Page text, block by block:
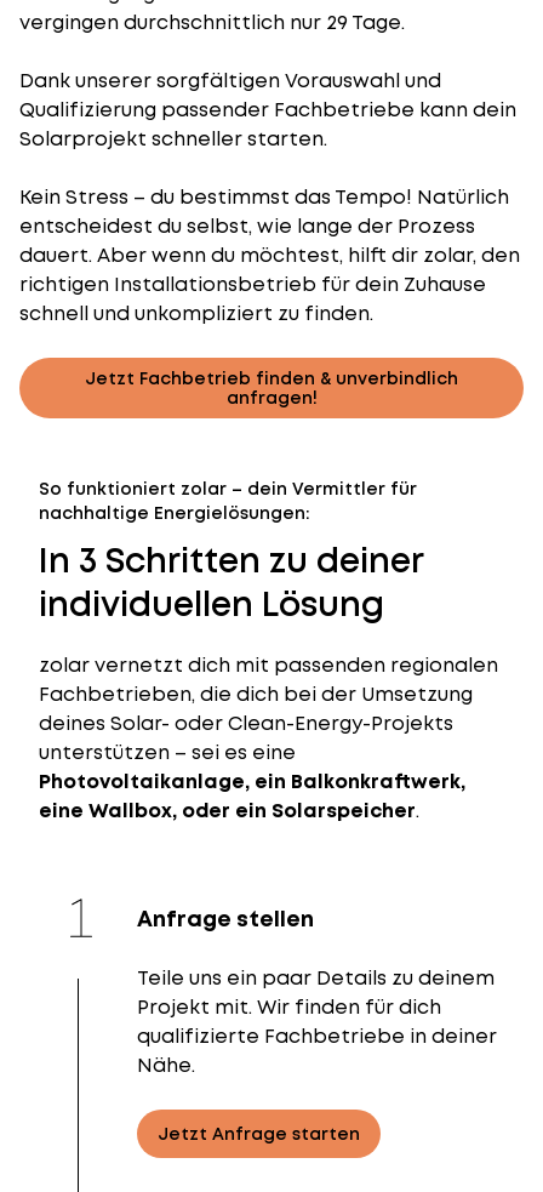
vergingen durchschnittlich nur 29 Tage.
Dank unserer sorgfältigen Vorauswahl und
Qualifizierung passender Fachbetriebe kann dein
Solarprojekt schneller starten.
Kein Stress – du bestimmst das Tempo! Natürlich
entscheidest du selbst, wie lange der Prozess
dauert. Aber wenn du möchtest, hilft dir zolar, den
richtigen Installationsbetrieb für dein Zuhause
schnell und unkompliziert zu finden.
Jetzt Fachbetrieb finden & unverbindlich
anfragen!
So funktioniert zolar – dein Vermittler für
nachhaltige Energielösungen:
In 3 Schritten zu deiner
individuellen Lösung
zolar vernetzt dich mit passenden regionalen
Fachbetrieben, die dich bei der Umsetzung
deines Solar- oder Clean-Energy-Projekts
unterstützen – sei es eine
Photovoltaikanlage, ein Balkonkraftwerk,
eine Wallbox, oder ein Solarspeicher.
Anfrage stellen
Teile uns ein paar Details zu deinem
Projekt mit. Wir finden für dich
qualifizierte Fachbetriebe in deiner
Nähe.
Jetzt Anfrage starten